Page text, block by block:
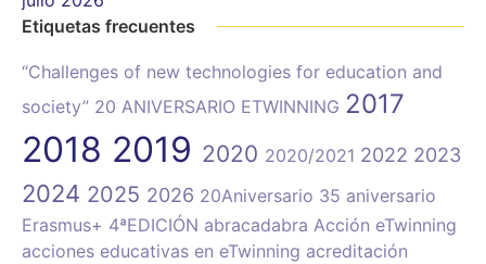
Etiquetas frecuentes
“Challenges of new technologies for education and
society” 20 ANIVERSARIO ETWINNING 2017
2018 2019 2020 2020/2021 2022 2023
2024 2025 2026 20Aniversario 35 aniversario
Erasmus+ 4ªEDICIÓN abracadabra Acción eTwinning
acciones educativas en eTwinning acreditación